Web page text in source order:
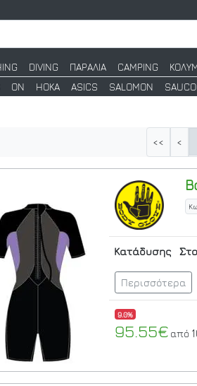
DIVING ΠΑΡΑΛΙΑ CAMPING
ON HOKA ASICS SALOMON
<< <
Κατάδυσης
Περισσότερα
9.0%
95.55€ από